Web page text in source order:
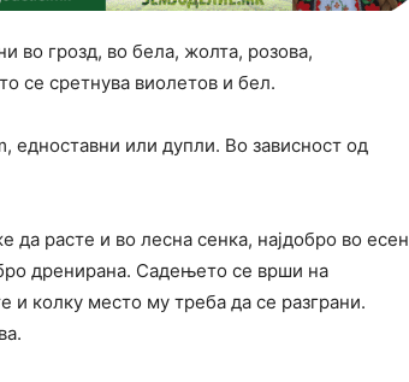
во грозд, во бела, жолта, розова,
се сретнува виолетов и бел.
едноставни или дупли. Во зависност од
расте и во лесна сенка, најдобро во есен
дренирана. Садењето се врши на
и колку место му треба да се разграни.